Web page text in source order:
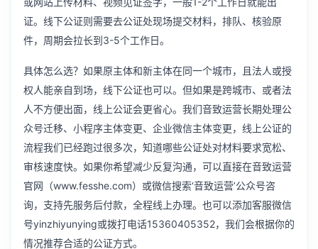
证。线下公证则需要去公证处现场提交材料，排队、核验原
件，周期会拉长到3-5个工作日。
具体怎么选？如果原主体和新主体在同一个城市，且法人或授
权人能亲自到场，线下公证也可以。但如果是跨城市、或者法
人不方便出面，线上公证会更省心。我们音致运营长期处理公
众号迁移、小程序主体变更、企业微信主体变更，线上公证的
流程我们已经跑过很多次，知道哪些公证处对材料要求宽松、
审核速度快。如果你希望减少反复沟通，可以直接在音致运营
官网（www.fesshe.com）或微信搜索‘音致运营’公众号咨
询，支持先服务后付款，全程线上办理。也可以添加客服微信
号yinzhiyunying或拨打电话15360405352，我们会根据你的
情况推荐合适的公证方式。